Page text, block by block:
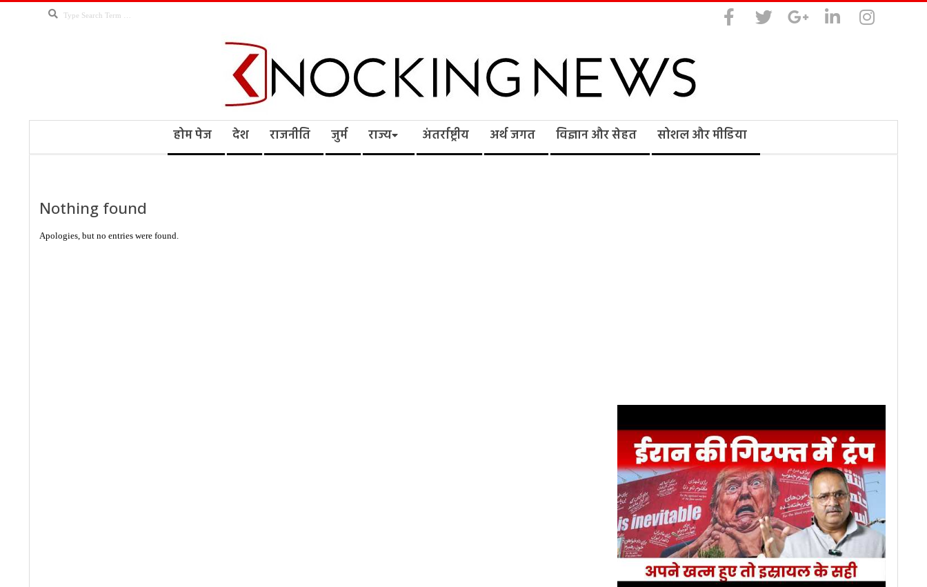
Search
Knocking
होम पेज देश राजनीति जुर्म राज्य अंतर्राष्ट्रीय अर्थ जगत विज्ञान और सेहत सोशल और मीडिया
Nothing found
Apologies, but no entries were found.